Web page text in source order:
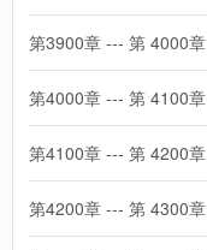
第3900章 --- 第 4000章
第4000章 --- 第 4100章
第4100章 --- 第 4200章
第4200章 --- 第 4300章